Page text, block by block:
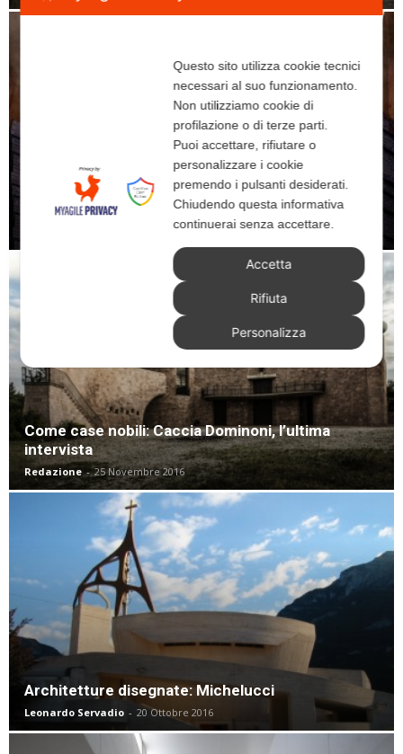
Cappella di S. Adalberto per Fiszewo (Polonia)
Come case nobili: Caccia Dominoni, l’ultima
intervista
Redazione - 25 Novembre 2016
Architetture disegnate: Michelucci
Leonardo Servadio - 20 Ottobre 2016
Questo sito utilizza cookie tecnici
necessari al suo funzionamento.
Non utilizziamo cookie di
profilazione o di terze parti.
Puoi accettare, rifiutare o
personalizzare i cookie
premendo i pulsanti desiderati.
Chiudendo questa informativa
continuerai senza accettare.
Accetta
Rifiuta
Personalizza